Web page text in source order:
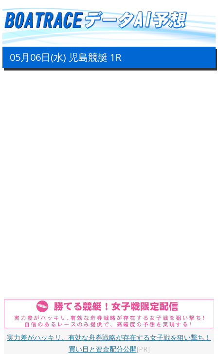
05月06日(水) 児島競艇 1R
実力差がハッキリ、有効な舟券戦略が存在する女子戦を狙い撃ち！
買い目と資金配分公開[PR]